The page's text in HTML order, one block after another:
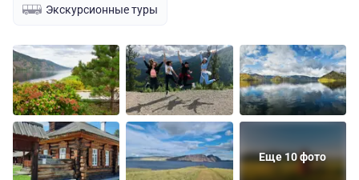
Экскурсионные туры
Еще 10 фото